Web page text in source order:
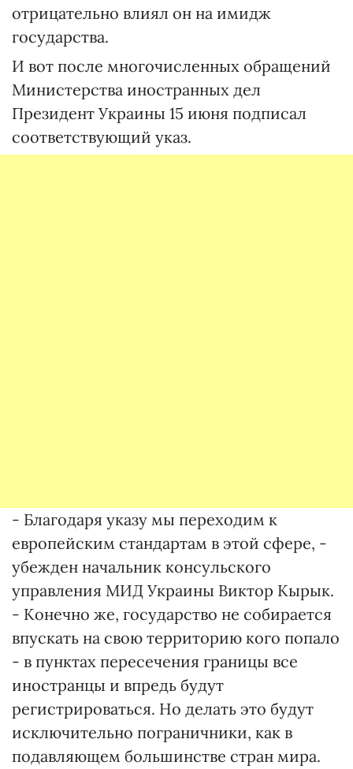
отрицательно влиял он на имидж
государства.
И вот после многочисленных обращений
Министерства иностранных дел
Президент Украины 15 июня подписал
соответствующий указ.
- Благодаря указу мы переходим к
европейским стандартам в этой сфере, -
убежден начальник консульского
управления МИД Украины Виктор Кырык.
- Конечно же, государство не собирается
впускать на свою территорию кого попало
- в пунктах пересечения границы все
иностранцы и впредь будут
регистрироваться. Но делать это будут
исключительно пограничники, как в
подавляющем большинстве стран мира.